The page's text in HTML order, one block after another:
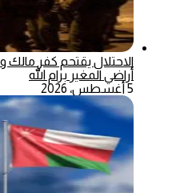
الاحتلال يقتحم كفر
أراضي المغير برام الله
5 أغسطس، 2026